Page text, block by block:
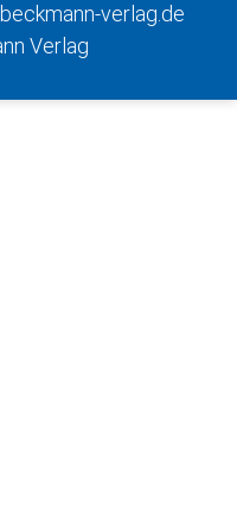
verlag.de
Verlag